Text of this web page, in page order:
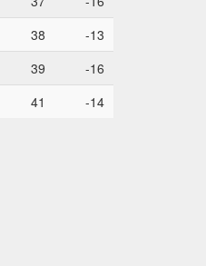
38
-13
39
-16
41 -14